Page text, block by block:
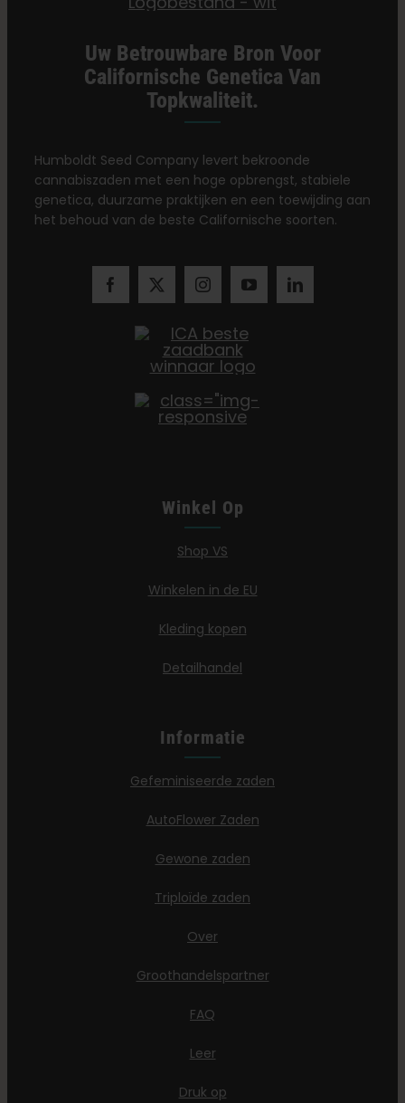
Uw Betrouwbare Bron Voor
Californische Genetica Van
Topkwaliteit.
Humboldt Seed Company levert bekroonde
cannabiszaden met een hoge opbrengst, stabiele
genetica, duurzame praktijken en een toewijding aan
het behoud van de beste Californische soorten.
Winkel Op
Shop VS
Winkelen in de EU
Kleding kopen
Detailhandel
Informatie
Gefeminiseerde zaden
AutoFlower Zaden
Gewone zaden
Triploïde zaden
Over
Groothandelspartner
FAQ
Leer
Druk op